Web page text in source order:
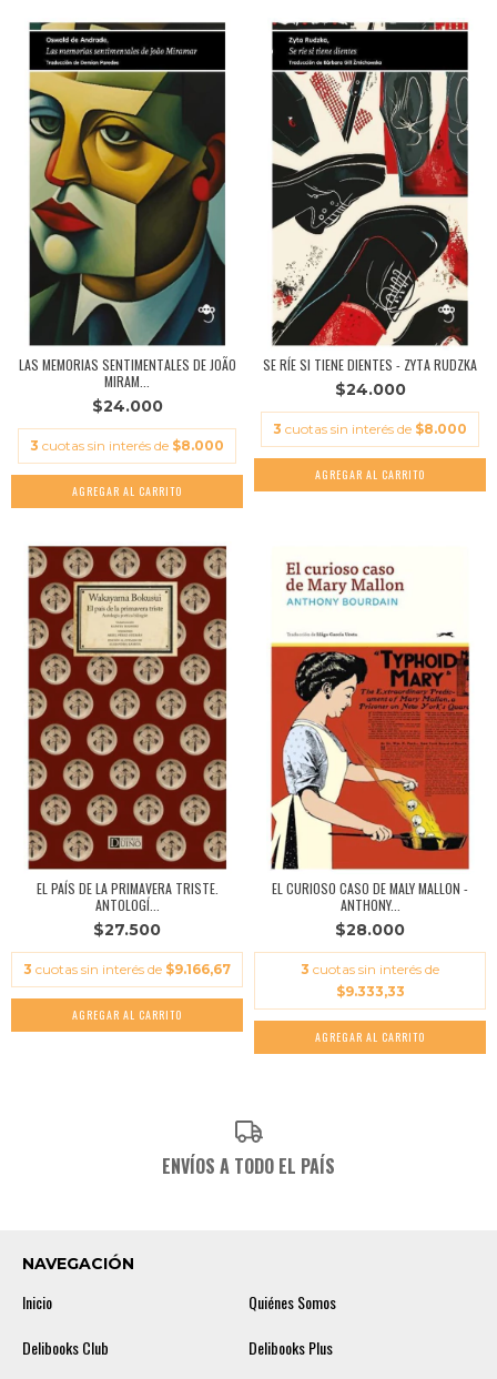
LAS MEMORIAS SENTIMENTALES DE JOÃO
MIRAM...
$24.000
3 cuotas sin interés de $8.000
SE RÍE SI TIENE DIENTES - ZYTA RUDZKA
$24.000
3 cuotas sin interés de $8.000
EL PAÍS DE LA PRIMAVERA TRISTE.
ANTOLOGÍ...
$27.500
3 cuotas sin interés de $9.166,67
EL CURIOSO CASO DE MALY MALLON -
ANTHONY...
$28.000
3 cuotas sin interés de
$9.333,33
ENVÍOS A TODO EL PAÍS
NAVEGACIÓN
Inicio
Quiénes Somos
Delibooks Club
Delibooks Plus